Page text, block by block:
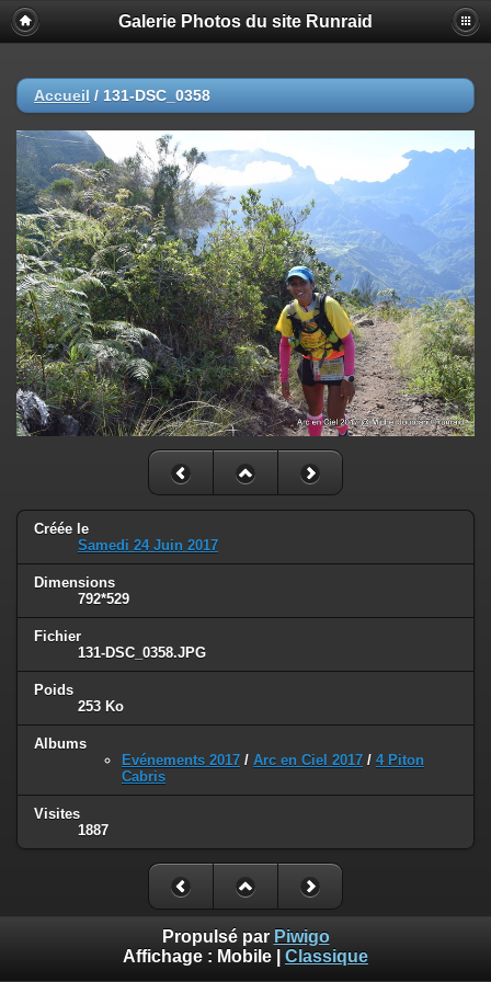
Galerie Photos du site Runraid
Accueil / 131-DSC_0358
Créée le
Samedi 24 Juin 2017
Dimensions
792*529
Fichier
131-DSC_0358.JPG
Poids
253 Ko
Albums
Evénements 2017 / Arc en Ciel 2017 / 4 Piton
Cabris
Visites
1887
Propulsé par Piwigo
Affichage : Mobile Classique